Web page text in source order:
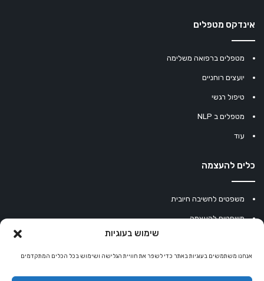
שימוש בעוגיות
אנחנו משתמשים בעוגיות באתר כדי לשפר את חוויית הגלישה ושימוש בכל הכלים המתקדמים
אינדקס מטפלים
מטפלים ברפואה משלימה
יועצים רוחניים
טיפול רגשי
מטפלים ב NLP
עוד
כלים להעצמה
משפטים לחשיבה חיובית
משפטים להעצמה
מחשבון נומרולוגיה
קריסטלים למזלות